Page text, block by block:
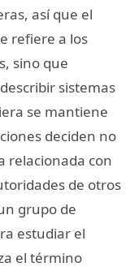
así que el
refiere a los
sino que
sistemas
se mantiene
deciden no
relacionada con
de otros
grupo de
estudiar el
el término